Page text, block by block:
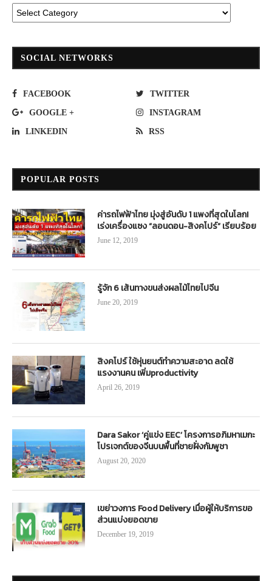
SOCIAL NETWORKS
FACEBOOK TWITTER
GOOGLE + INSTAGRAM
LINKEDIN RSS
POPULAR POSTS
ค่ารถไฟฟ้าไทย มุ่งสู่อันดับ 1 แพงที่สุดในโลก!
เร่งเครื่องแซง “ลอนดอน-สิงคโปร์” เรียบร้อย
June 12, 2019
รู้จัก 6 เส้นทางขนส่งผลไม้ไทยไปจีน
June 20, 2019
สิงคโปร์ ใช้หุ่นยนต์ทำความสะอาด ลดใช้
แรงงานคน เพิ่มproductivity
April 26, 2019
Dara Sakor ‘คู่แข่ง EEC’ โครงการอภิมหาเมกะ
โปรเจกต์ของจีนบนพื้นที่ชายฝั่งกัมพูชา
August 20, 2020
เขย่าวงการ Food Delivery เมื่อผู้ให้บริการขอ
ส่วนแบ่งยอดขาย
December 19, 2019